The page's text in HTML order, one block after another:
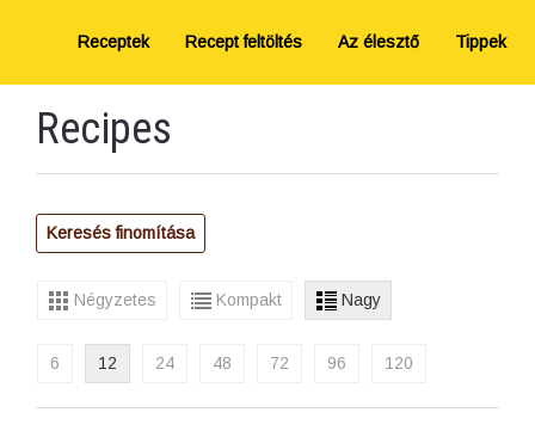
Receptek Recept feltöltés Az élesztő Tippek
Recipes
Keresés finomítása
Négyzetes Kompakt Nagy
6 12 24 48 72 96 120